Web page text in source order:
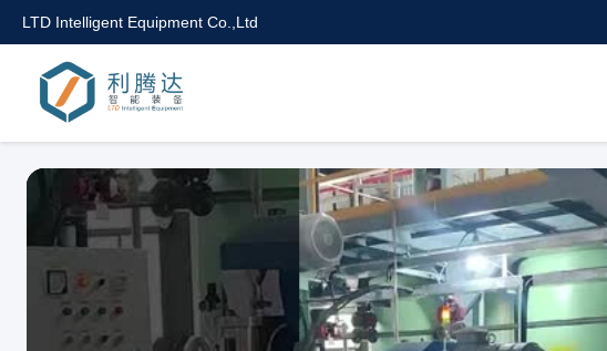
LTD Intelligent Equipment Co.,Ltd